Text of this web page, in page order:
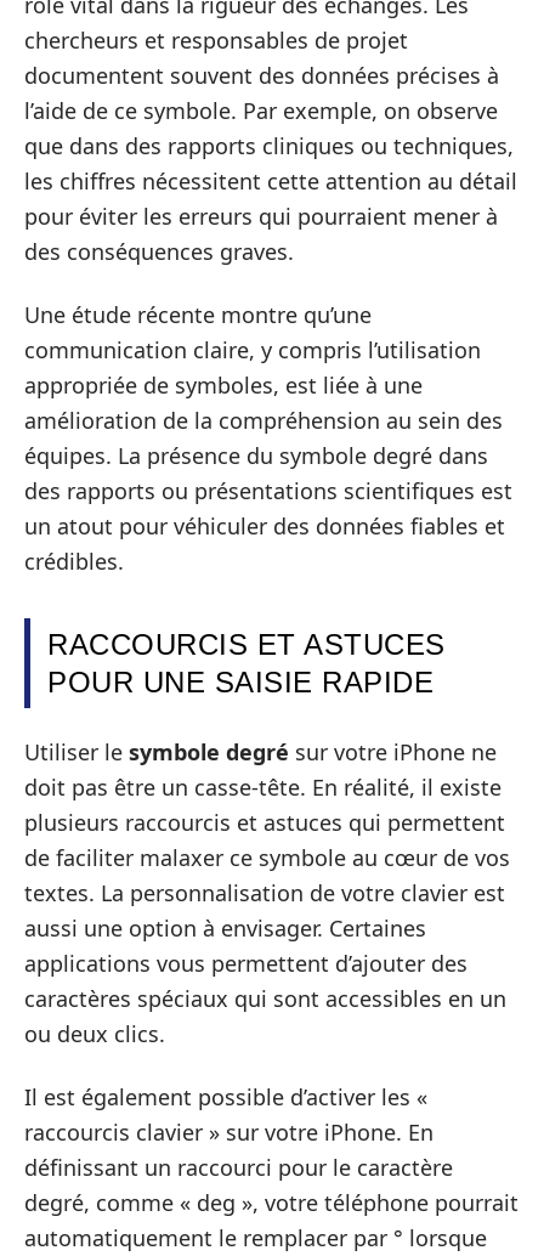
chercheurs et responsables de projet
documentent souvent des données précises à
l’aide de ce symbole. Par exemple, on observe
que dans des rapports cliniques ou techniques,
les chiffres nécessitent cette attention au détail
pour éviter les erreurs qui pourraient mener à
des conséquences graves.
Une étude récente montre qu’une
communication claire, y compris l’utilisation
appropriée de symboles, est liée à une
amélioration de la compréhension au sein des
équipes. La présence du symbole degré dans
des rapports ou présentations scientifiques est
un atout pour véhiculer des données fiables et
crédibles.
RACCOURCIS ET ASTUCES
POUR UNE SAISIE RAPIDE
Utiliser le symbole degré sur votre iPhone ne
doit pas être un casse-tête. En réalité, il existe
plusieurs raccourcis et astuces qui permettent
de faciliter malaxer ce symbole au cœur de vos
textes. La personnalisation de votre clavier est
aussi une option à envisager. Certaines
applications vous permettent d’ajouter des
caractères spéciaux qui sont accessibles en un
ou deux clics.
Il est également possible d’activer les «
raccourcis clavier » sur votre iPhone. En
définissant un raccourci pour le caractère
degré, comme « deg », votre téléphone pourrait
automatiquement le remplacer par ° lorsque